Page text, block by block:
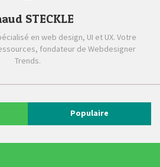
STECKLE
en web design, UI et UX. Votre
fondateur de Webdesigner
Trends.
Populaire